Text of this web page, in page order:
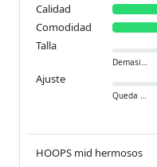
Calidad
Comodidad
Talla
Demasiado pequeño
Ajuste
Queda ajustado
HOOPS mid hermosos